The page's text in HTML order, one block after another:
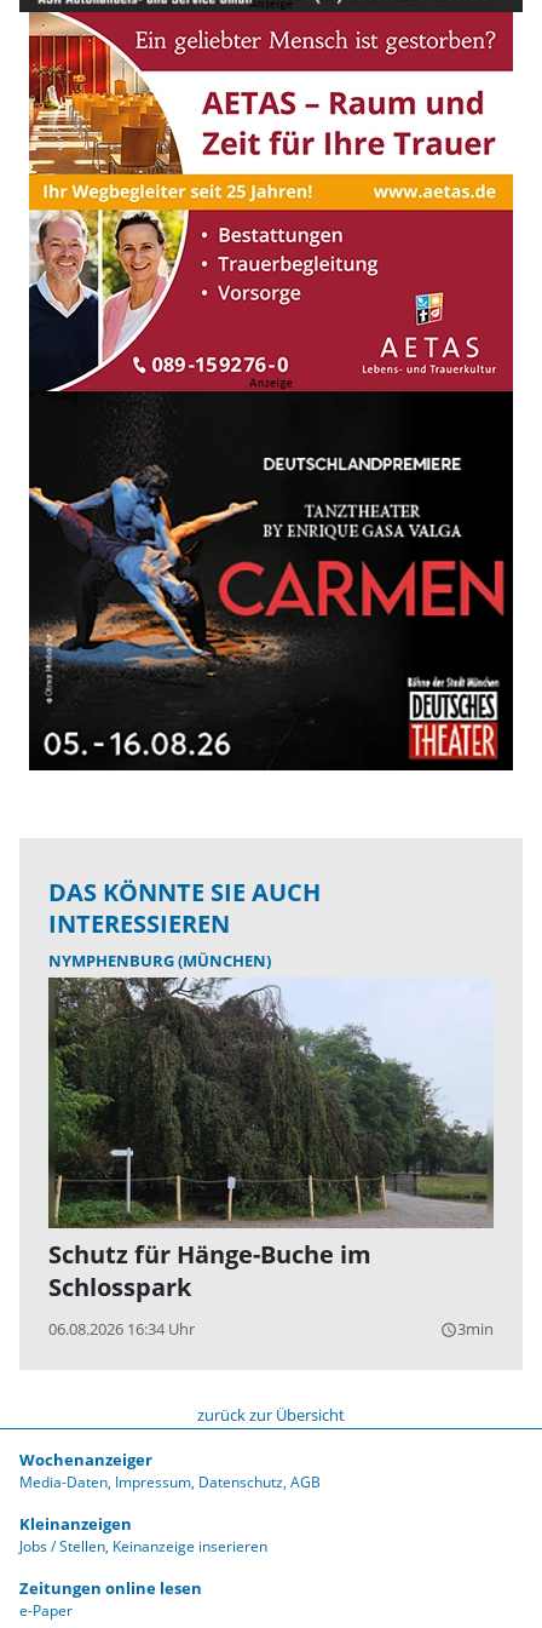
DAS KÖNNTE SIE AUCH
INTERESSIEREN
NYMPHENBURG (MÜNCHEN)
Schutz für Hänge-Buche im
Schlosspark
06.08.2026 16:34 Uhr query_builder3min
zurück zur Übersicht
Wochenanzeiger
Media-Daten Impressum Datenschutz AGB
Kleinanzeigen
Jobs / Stellen Keinanzeige inserieren
Zeitungen online lesen
e-Paper